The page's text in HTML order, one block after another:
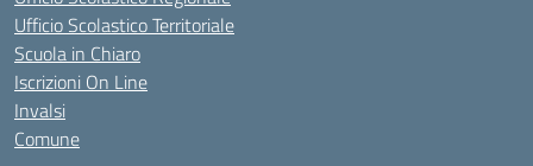
Ufficio Scolastico Territoriale
Scuola in Chiaro
Iscrizioni On Line
Invalsi
Comune